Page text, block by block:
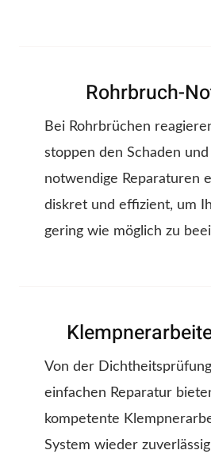
Rohrbruch-
Bei Rohrbrüchen
stoppen den Schaden
notwendige Reparaturen
diskret und effizient, um
gering wie möglich zu
Von der
einfachen Reparatur
kompetente
System wieder